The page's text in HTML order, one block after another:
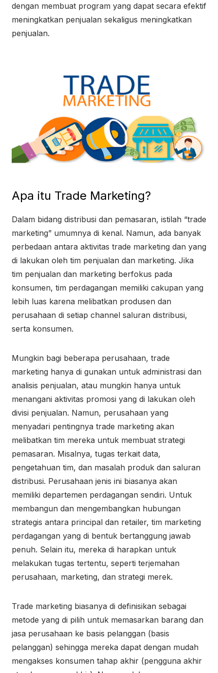
dengan membuat program yang dapat secara efektif
meningkatkan penjualan sekaligus meningkatkan
penjualan.
Apa itu Trade Marketing?
Dalam bidang distribusi dan pemasaran, istilah “trade
marketing” umumnya di kenal. Namun, ada banyak
perbedaan antara aktivitas trade marketing dan yang
di lakukan oleh tim penjualan dan marketing. Jika
tim penjualan dan marketing berfokus pada
konsumen, tim perdagangan memiliki cakupan yang
lebih luas karena melibatkan produsen dan
perusahaan di setiap channel saluran distribusi,
serta konsumen.
Mungkin bagi beberapa perusahaan, trade
marketing hanya di gunakan untuk administrasi dan
analisis penjualan, atau mungkin hanya untuk
menangani aktivitas promosi yang di lakukan oleh
divisi penjualan. Namun, perusahaan yang
menyadari pentingnya trade marketing akan
melibatkan tim mereka untuk membuat strategi
pemasaran. Misalnya, tugas terkait data,
pengetahuan tim, dan masalah produk dan saluran
distribusi. Perusahaan jenis ini biasanya akan
memiliki departemen perdagangan sendiri. Untuk
membangun dan mengembangkan hubungan
strategis antara principal dan retailer, tim marketing
perdagangan yang di bentuk bertanggung jawab
penuh. Selain itu, mereka di harapkan untuk
melakukan tugas tertentu, seperti terjemahan
perusahaan, marketing, dan strategi merek.
Trade marketing biasanya di definisikan sebagai
metode yang di pilih untuk memasarkan barang dan
jasa perusahaan ke basis pelanggan (basis
pelanggan) sehingga mereka dapat dengan mudah
mengakses konsumen tahap akhir (pengguna akhir